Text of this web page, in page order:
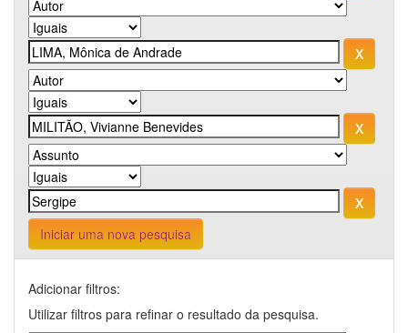
Iniciar uma nova pesquisa
Adicionar filtros:
Utilizar filtros para refinar o resultado da pesquisa.